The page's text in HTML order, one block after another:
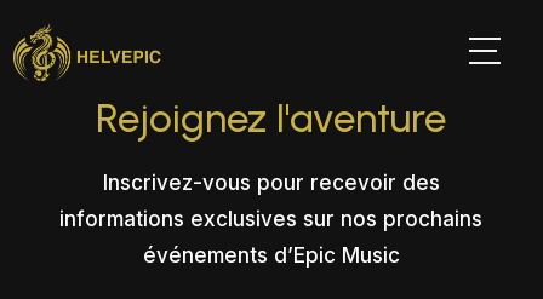
Rejoignez l'aventure
Inscrivez-vous pour recevoir des
informations exclusives sur nos prochains
événements d’Epic Music